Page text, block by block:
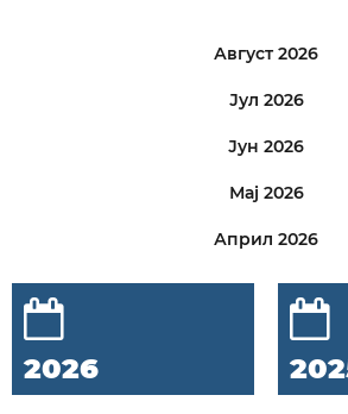
Август 2026
Јул 2026
Јун 2026
Мај 2026
Април 2026
2026